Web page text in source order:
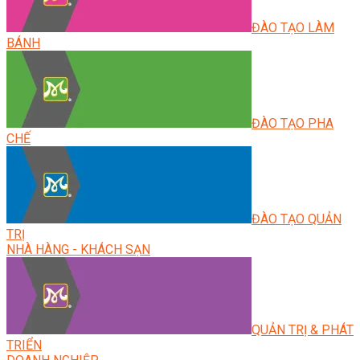
ĐÀO TẠO LÀM
BÁNH
ĐÀO TẠO PHA
CHẾ
ĐÀO TẠO QUẢN
TRỊ
NHÀ HÀNG - KHÁCH SẠN
QUẢN TRỊ & PHÁT
TRIỂN